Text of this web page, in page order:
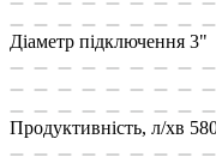
Діаметр підключення 3"
Продуктивність, л/хв